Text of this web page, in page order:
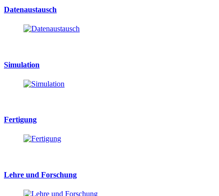
Datenaustausch
Simulation
Fertigung
Lehre und Forschung